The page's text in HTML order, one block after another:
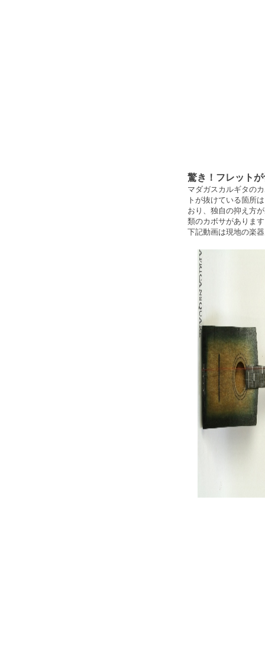
驚き！フレット
マダガスカルギタの
トが抜けている箇所
おり、独自の抑え方
類のカボサがありま
下記動画は現地の楽